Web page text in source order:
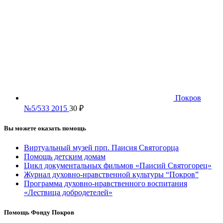
Покров
№5/533 2015 30 ₽
Вы можете оказать помощь
Виртуальный музей прп. Паисия Святогорца
Помощь детским домам
Цикл документальных фильмов «Паисий Святогорец»
Журнал духовно-нравственной культуры “Покров”
Программа духовно-нравственного воспитания
«Лествица добродетелей»
Помощь Фонду Покров